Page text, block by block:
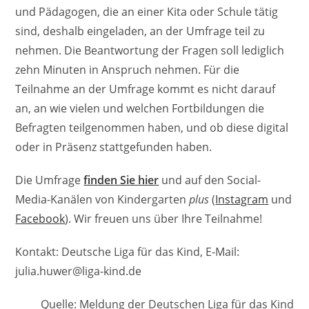
und Pädagogen, die an einer Kita oder Schule tätig
sind, deshalb eingeladen, an der Umfrage teil zu
nehmen. Die Beantwortung der Fragen soll lediglich
zehn Minuten in Anspruch nehmen. Für die
Teilnahme an der Umfrage kommt es nicht darauf
an, an wie vielen und welchen Fortbildungen die
Befragten teilgenommen haben, und ob diese digital
oder in Präsenz stattgefunden haben.
Die Umfragefinden Sie hier und auf den Social-
Media-Kanälen von Kindergartenplus(Instagram und
Facebook). Wir freuen uns über Ihre Teilnahme!
Kontakt: Deutsche Liga für das Kind, E-Mail:
julia.huwer@liga-kind.de
Quelle: Meldung der Deutschen Liga für das Kind